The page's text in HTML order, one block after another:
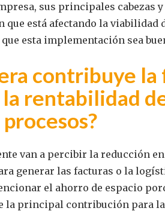
sus principales cabezas
que está afectando la
esta implementación sea
contribuye
rentabilidad
van a percibir la reducción
generar las facturas o la
el ahorro de espacio
la principal contribución para